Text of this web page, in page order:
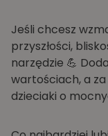
Jeśli chcesz
przyszłości,
narzędzie 💪
wartościach, a
dzieciaki o